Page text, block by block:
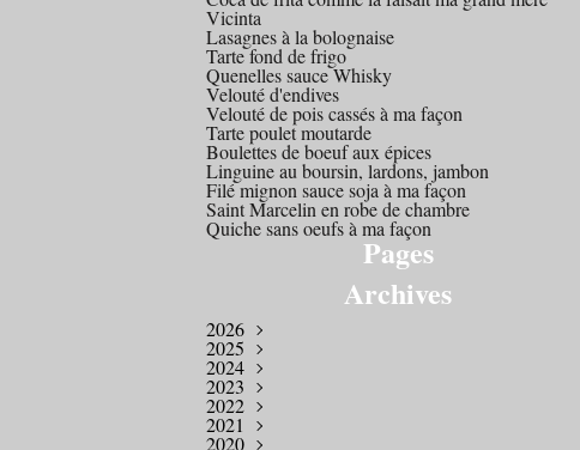
Vicinta
Lasagnes à la bolognaise
Tarte fond de frigo
Quenelles sauce Whisky
Velouté d'endives
Velouté de pois cassés à ma façon
Tarte poulet moutarde
Boulettes de boeuf aux épices
Linguine au boursin, lardons, jambon
Filé mignon sauce soja à ma façon
Saint Marcelin en robe de chambre
Quiche sans oeufs à ma façon
Pages
Archives
2026
Mars
2025
Octobre
Août
Juillet
Avril
Mars
2024
Décembre
Novembre
Octobre
Septembre
2023
Décembre
Novembre
Août
2022
Décembre
Novembre
2021
Novembre
2020